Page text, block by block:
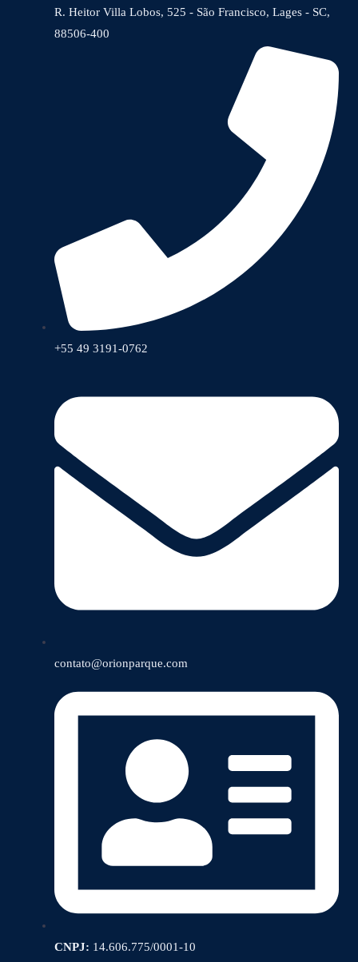
R. Heitor Villa Lobos, 525 - São Francisco, Lages - SC,
88506-400
+55 49 3191-0762
contato@orionparque.com
CNPJ: 14.606.775/0001-10